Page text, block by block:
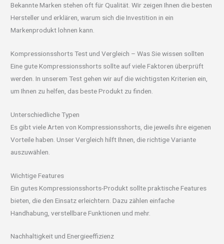
Bekannte Marken stehen oft für Qualität. Wir zeigen Ihnen die besten
Hersteller und erklären, warum sich die Investition in ein
Markenprodukt lohnen kann.
Kompressionsshorts Test und Vergleich – Was Sie wissen sollten
Eine gute Kompressionsshorts sollte auf viele Faktoren überprüft
werden. In unserem Test gehen wir auf die wichtigsten Kriterien ein,
um Ihnen zu helfen, das beste Produkt zu finden.
Unterschiedliche Typen
Es gibt viele Arten von Kompressionsshorts, die jeweils ihre eigenen
Vorteile haben. Unser Vergleich hilft Ihnen, die richtige Variante
auszuwählen.
Wichtige Features
Ein gutes Kompressionsshorts-Produkt sollte praktische Features
bieten, die den Einsatz erleichtern. Dazu zählen einfache
Handhabung, verstellbare Funktionen und mehr.
Nachhaltigkeit und Energieeffizienz